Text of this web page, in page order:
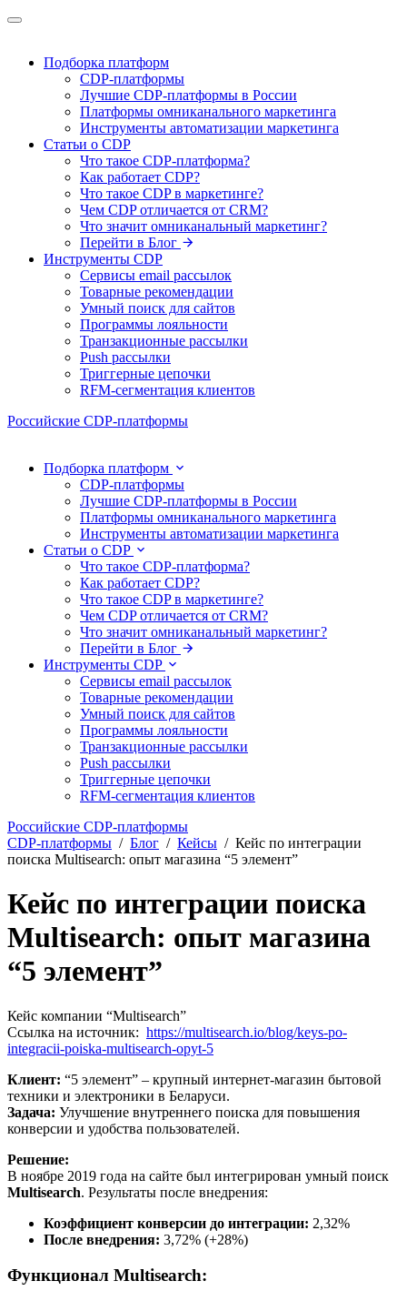
Подборка платформ
CDP-платформы
Лучшие CDP-платформы в России
Платформы омниканального маркетинга
Инструменты автоматизации маркетинга
Статьи о CDP
Что такое CDP-платформа?
Как работает CDP?
Что такое CDP в маркетинге?
Чем CDP отличается от CRM?
Что значит омниканальный маркетинг?
Перейти в Блог
Инструменты CDP
Сервисы email рассылок
Товарные рекомендации
Умный поиск для сайтов
Программы лояльности
Транзакционные рассылки
Push рассылки
Триггерные цепочки
RFM-сегментация клиентов
Российские CDP-платформы
Подборка платформ
CDP-платформы
Лучшие CDP-платформы в России
Платформы омниканального маркетинга
Инструменты автоматизации маркетинга
Статьи о CDP
Что такое CDP-платформа?
Как работает CDP?
Что такое CDP в маркетинге?
Чем CDP отличается от CRM?
Что значит омниканальный маркетинг?
Перейти в Блог
Инструменты CDP
Сервисы email рассылок
Товарные рекомендации
Умный поиск для сайтов
Программы лояльности
Транзакционные рассылки
Push рассылки
Триггерные цепочки
RFM-сегментация клиентов
Российские CDP-платформы
CDP-платформы / Блог / Кейсы / Кейс по интеграции
поиска Multisearch: опыт магазина “5 элемент”
Кейс по интеграции поиска
Multisearch: опыт магазина
“5 элемент”
Кейс компании “Multisearch”
Ссылка на источник: https://multisearch.io/blog/keys-po-
integracii-poiska-multisearch-opyt-5
Клиент: “5 элемент” – крупный интернет-магазин бытовой
техники и электроники в Беларуси.
Задача: Улучшение внутреннего поиска для повышения
конверсии и удобства пользователей.
Решение:
В ноябре 2019 года на сайте был интегрирован умный поиск
Multisearch. Результаты после внедрения:
Коэффициент конверсии до интеграции: 2,32%
После внедрения: 3,72% (+28%)
Функционал Multisearch: